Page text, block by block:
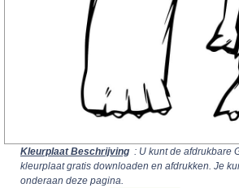
Kleurplaat Beschrijving : U kunt de afdrukbare
kleurplaat gratis downloaden en afdrukken. Je
onderaan deze pagina.